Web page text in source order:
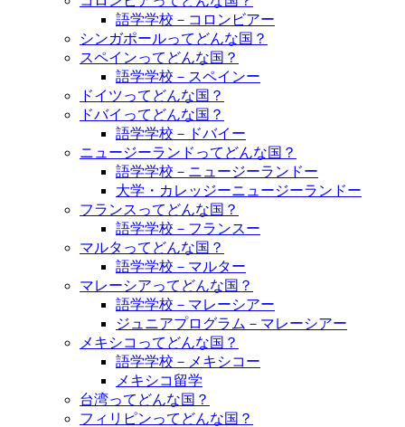
語学学校－コロンビアー
シンガポールってどんな国？
スペインってどんな国？
語学学校－スペインー
ドイツってどんな国？
ドバイってどんな国？
語学学校－ドバイー
ニュージーランドってどんな国？
語学学校－ニュージーランドー
大学・カレッジーニュージーランドー
フランスってどんな国？
語学学校－フランスー
マルタってどんな国？
語学学校－マルター
マレーシアってどんな国？
語学学校－マレーシアー
ジュニアプログラム－マレーシアー
メキシコってどんな国？
語学学校－メキシコー
メキシコ留学
台湾ってどんな国？
フィリピンってどんな国？